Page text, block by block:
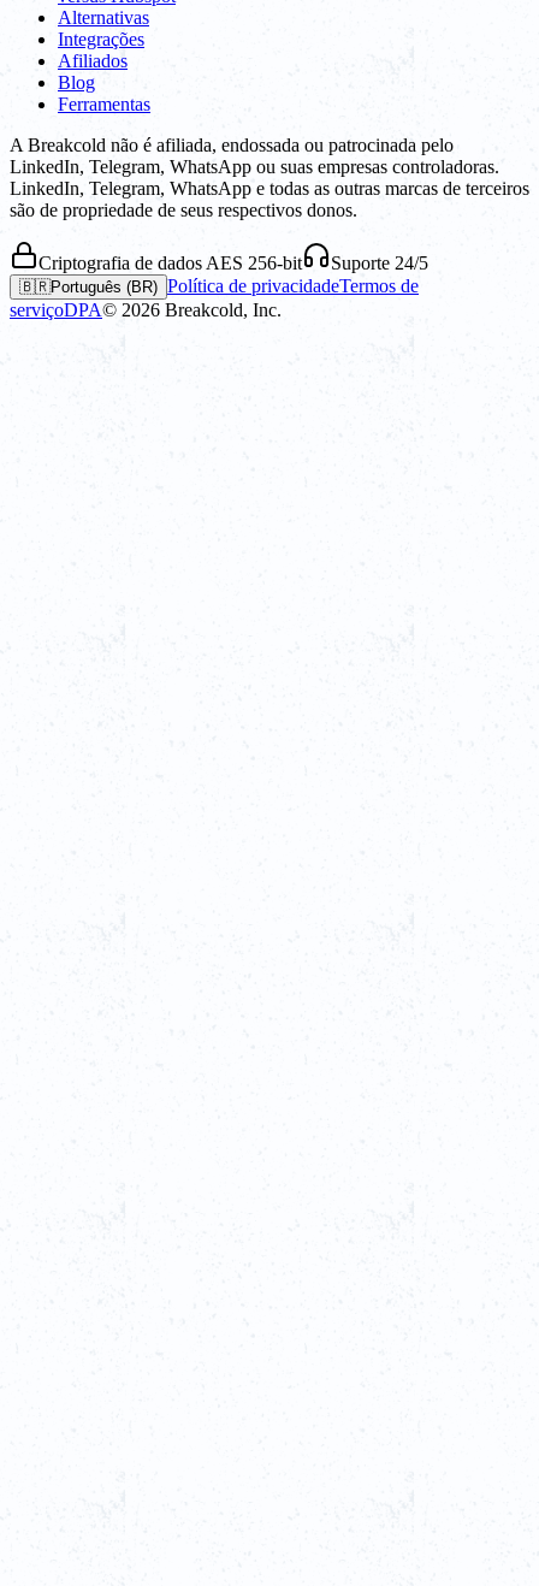
Alternativas
Integrações
Afiliados
Blog
Ferramentas
A Breakcold não é afiliada, endossada ou patrocinada pelo
LinkedIn, Telegram, WhatsApp ou suas empresas controladoras.
LinkedIn, Telegram, WhatsApp e todas as outras marcas de terceiros
são de propriedade de seus respectivos donos.
Criptografia de dados AES 256-bit Suporte 24/5
🇧🇷Português (BR) Política de privacidadeTermos de
serviçoDPA© 2026 Breakcold, Inc.